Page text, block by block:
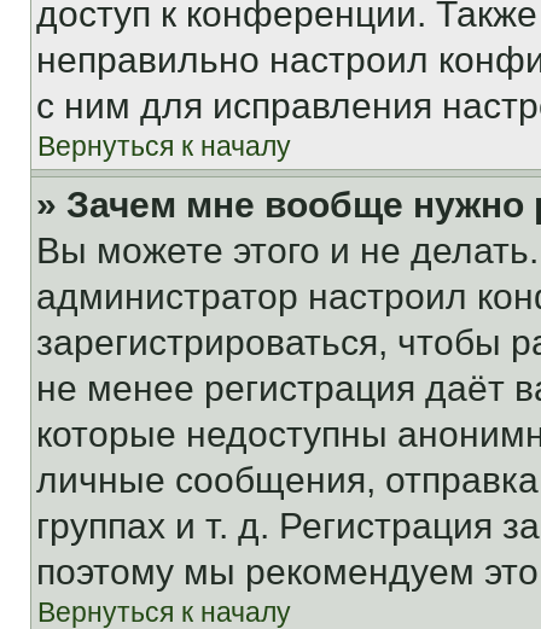
доступ к конференции.
неправильно настроил
с ним для исправления
Вернуться к началу
» Зачем мне вообще нужно
Вы можете этого и не
администратор настроил
зарегистрироваться, чтобы
не менее регистрация даёт
которые недоступны
личные сообщения,
группах и т. д. Регистрация
поэтому мы рекомендуем
Вернуться к началу